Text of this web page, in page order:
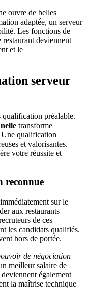
ouvre de belles
adaptée, un serveur
Les fonctions de
deviennent
et le
serveur
qualification préalable.
transforme
Une qualification
et valorisantes.
votre réussite et
reconnue
sur le
aux restaurants
de ces
les candidats qualifiés.
hors de portée.
de négociation
meilleur salaire de
également
la maîtrise technique